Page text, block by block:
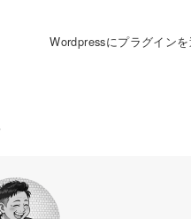
Wordpressにプラグイン